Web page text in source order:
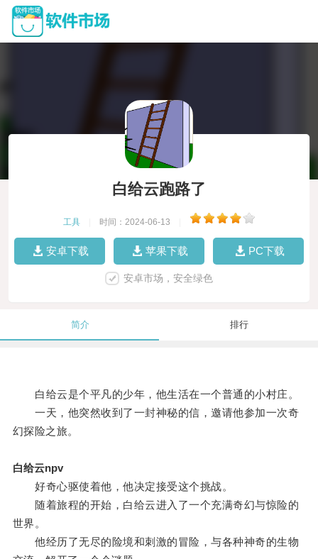
白给云跑路了
工具 时间：2024-06-13
安卓下载 苹果下载 PC下载
安卓市场，安全绿色
简介 排行
白给云是个平凡的少年，他生活在一个普通的小村庄。
一天，他突然收到了一封神秘的信，邀请他参加一次奇
幻探险之旅。
白给云npv
好奇心驱使着他，他决定接受这个挑战。
随着旅程的开始，白给云进入了一个充满奇幻与惊险的
世界。
他经历了无尽的险境和刺激的冒险，与各种神奇的生物